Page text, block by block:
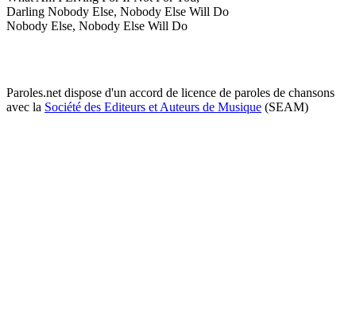
Darling Nobody Else, Nobody Else Will Do
Nobody Else, Nobody Else Will Do
Paroles.net dispose d'un accord de licence de paroles de chansons
avec la Société des Editeurs et Auteurs de Musique (SEAM)